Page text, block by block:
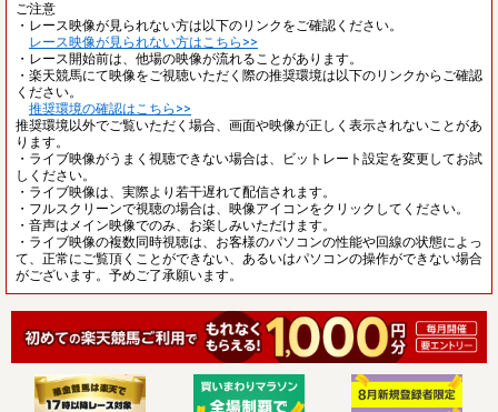
ご注意
・レース映像が見られない方は以下のリンクをご確認ください。
レース映像が見られない方はこちら>>
・レース開始前は、他場の映像が流れることがあります。
・楽天競馬にて映像をご視聴いただく際の推奨環境は以下のリンクからご確認
ください。
推奨環境の確認はこちら>>
推奨環境以外でご覧いただく場合、画面や映像が正しく表示されないことがあ
ります。
・ライブ映像がうまく視聴できない場合は、ビットレート設定を変更してお試
しください。
・ライブ映像は、実際より若干遅れて配信されます。
・フルスクリーンで視聴の場合は、映像アイコンをクリックしてください。
・音声はメイン映像でのみ、お楽しみいただけます。
・ライブ映像の複数同時視聴は、お客様のパソコンの性能や回線の状態によっ
て、正常にご覧頂くことができない、あるいはパソコンの操作ができない場合
がございます。予めご了承願います。